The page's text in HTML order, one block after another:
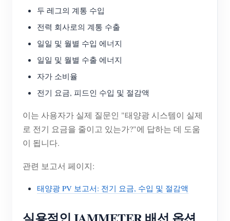
두 레그의 계통 수입
전력 회사로의 계통 수출
일일 및 월별 수입 에너지
일일 및 월별 수출 에너지
자가 소비율
전기 요금, 피드인 수입 및 절감액
이는 사용자가 실제 질문인 "태양광 시스템이 실제
로 전기 요금을 줄이고 있는가?"에 답하는 데 도움
이 됩니다.
관련 보고서 페이지:
태양광 PV 보고서: 전기 요금, 수입 및 절감액